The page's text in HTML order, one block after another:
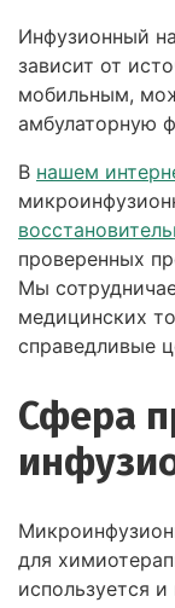
Инфузионный
зависит от
мобильным,
амбулаторную
В нашем
проверенных
Мы
медицинских
справедливые
Сфера
для
используется